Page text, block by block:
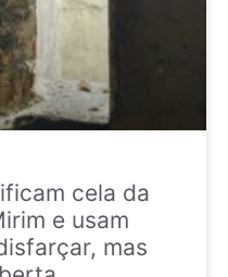
cela da
e usam
mas